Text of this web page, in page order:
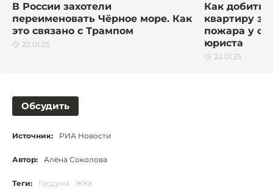
В России захотели
переименовать Чёрное море. Как
это связано с Трампом
22.01.25
Как
квартиру
пожара у
юриста
22.01.25
Обсудить
Источник: РИА Новости
Автор: Алёна Соколова
Теги: Госдума ЖКХ